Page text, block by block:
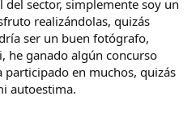
sector, simplemente soy un
realizándolas, quizás
ser un buen fotógrafo,
he ganado algún concurso
participado en muchos, quizás
autoestima.